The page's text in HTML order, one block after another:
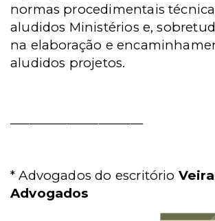
normas procedimentais
aludidos Ministérios e,
na elaboração e
aludidos projetos.
* Advogados do escritório
Advogados